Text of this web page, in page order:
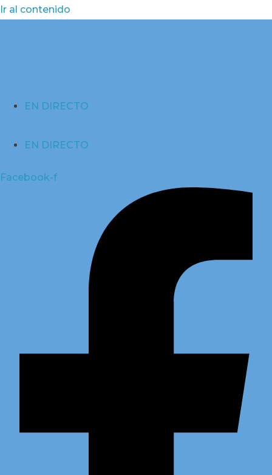
Ir al contenido
EN DIRECTO
EN DIRECTO
Facebook-f